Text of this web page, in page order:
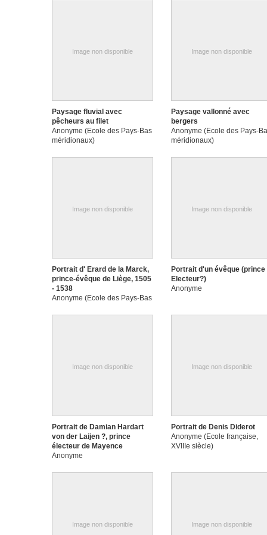
Image non disponible
Paysage fluvial avec
pêcheurs au filet
Anonyme (Ecole des Pays-Bas
méridionaux)
Image non disponible
Paysage vallonné avec
bergers
Anonyme (Ecole des Pays-
méridionaux)
Image non disponible
Portrait d' Erard de la Marck,
prince-évêque de Liège, 1505
- 1538
Anonyme (Ecole des Pays-Bas
Image non disponible
Portrait d'un évêque (prince
Electeur?)
Anonyme
Image non disponible
Portrait de Damian Hardart
von der Laijen ?, prince
électeur de Mayence
Anonyme
Image non disponible
Portrait de Denis Diderot
Anonyme (Ecole française,
XVIIIe siècle)
Image non disponible Image non disponible